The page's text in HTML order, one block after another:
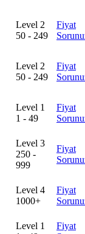
Level 2
50 - 249
Fiyat
Level 2
50 - 249
Fiyat
Level 1
1 - 49
Fiyat
Level 3
250 -
999
Fiyat
Level 4
1000+
Fiyat
Level 1
Fiyat